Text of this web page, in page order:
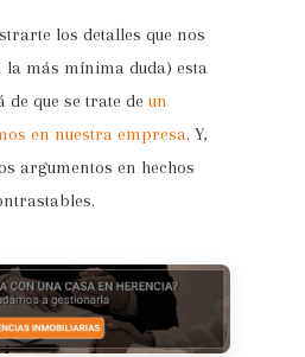
los detalles que nos
la más mínima duda) esta
de que se trate deun
en nuestra empresa. Y,
argumentos en hechos